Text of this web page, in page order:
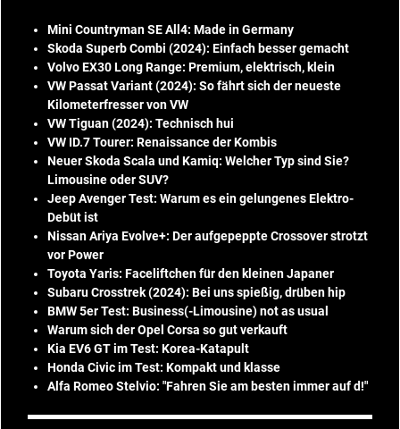
Mini Countryman SE All4: Made in Germany
Skoda Superb Combi (2024): Einfach besser gemacht
Volvo EX30 Long Range: Premium, elektrisch, klein
VW Passat Variant (2024): So fährt sich der neueste
Kilometerfresser von VW
VW Tiguan (2024): Technisch hui
VW ID.7 Tourer: Renaissance der Kombis
Neuer Skoda Scala und Kamiq: Welcher Typ sind Sie?
Limousine oder SUV?
Jeep Avenger Test: Warum es ein gelungenes Elektro-
Debüt ist
Nissan Ariya Evolve+: Der aufgepeppte Crossover strotzt
vor Power
Toyota Yaris: Faceliftchen für den kleinen Japaner
Subaru Crosstrek (2024): Bei uns spießig, drüben hip
BMW 5er Test: Business(-Limousine) not as usual
Warum sich der Opel Corsa so gut verkauft
Kia EV6 GT im Test: Korea-Katapult
Honda Civic im Test: Kompakt und klasse
Alfa Romeo Stelvio: "Fahren Sie am besten immer auf d!"